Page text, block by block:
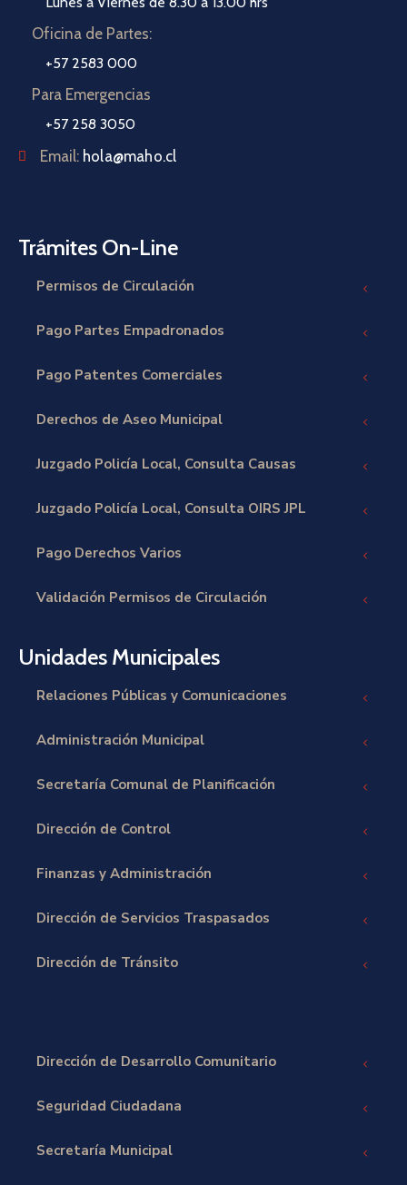
Oficina de Partes:
+57 2583 000
Para Emergencias
+57 258 3050
Email: hola@maho.cl
Trámites On-Line
Permisos de Circulación
Pago Partes Empadronados
Pago Patentes Comerciales
Derechos de Aseo Municipal
Juzgado Policía Local, Consulta Causas
Juzgado Policía Local, Consulta OIRS JPL
Pago Derechos Varios
Validación Permisos de Circulación
Unidades Municipales
Relaciones Públicas y Comunicaciones
Administración Municipal
Secretaría Comunal de Planificación
Dirección de Control
Finanzas y Administración
Dirección de Servicios Traspasados
Dirección de Tránsito
Dirección de Desarrollo Comunitario
Seguridad Ciudadana
Secretaría Municipal